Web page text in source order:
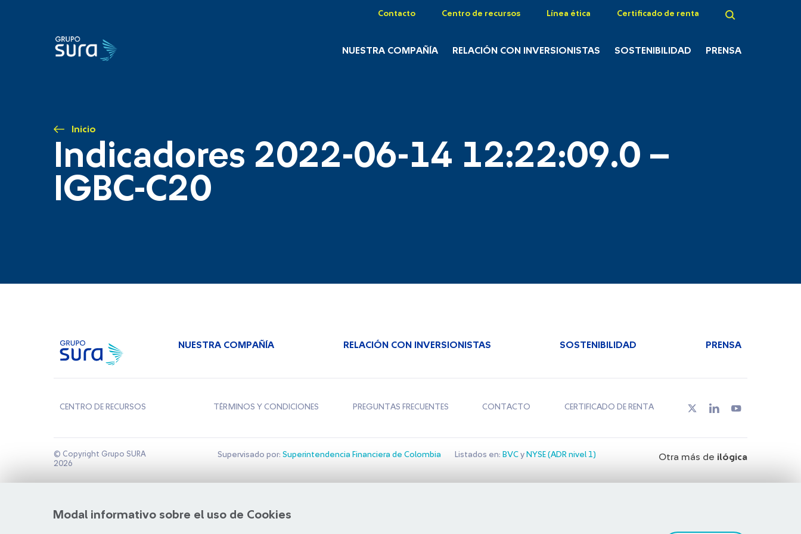
Contacto Centro de recursos Línea ética Certificado de renta
NUESTRA COMPAÑÍA RELACIÓN CON INVERSIONISTAS SOSTENIBILIDAD PRENSA
Inicio
Indicadores 2022-06-14 12:22:09.0 –
IGBC-C20
Modal informativo sobre el uso de Cookies
NUESTRA COMPAÑÍA RELACIÓN CON INVERSIONISTAS SOSTENIBILIDAD PRENSA
CENTRO DE RECURSOS TÉRMINOS Y CONDICIONES PREGUNTAS FRECUENTES CONTACTO CERTIFICADO DE RENTA
© Copyright Grupo SURA
2026
Supervisado por: Superintendencia Financiera de Colombia Listados en: BVCy NYSE (ADR nivel 1) Otra más de ilógica